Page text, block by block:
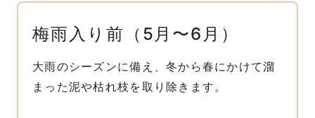
梅雨入り前（5月〜6月）
大雨のシーズンに備え、冬から春にかけて溜
まった泥や枯れ枝を取り除きます。